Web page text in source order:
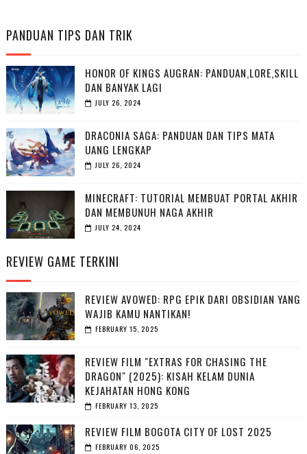
PANDUAN TIPS DAN TRIK
HONOR OF KINGS AUGRAN: PANDUAN,LORE,SKILL
DAN BANYAK LAGI
JULY 26, 2024
DRACONIA SAGA: PANDUAN DAN TIPS MATA
UANG LENGKAP
JULY 26, 2024
MINECRAFT: TUTORIAL MEMBUAT PORTAL AKHIR
DAN MEMBUNUH NAGA AKHIR
JULY 24, 2024
REVIEW GAME TERKINI
REVIEW AVOWED: RPG EPIK DARI OBSIDIAN YANG
WAJIB KAMU NANTIKAN!
FEBRUARY 15, 2025
REVIEW FILM "EXTRAS FOR CHASING THE
DRAGON" (2025): KISAH KELAM DUNIA
KEJAHATAN HONG KONG
FEBRUARY 13, 2025
REVIEW FILM BOGOTA CITY OF LOST 2025
FEBRUARY 06, 2025